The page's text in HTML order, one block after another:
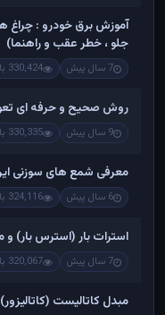
آموزش برق خودرو : چراغ
جلو ، خطر عقب و راهنما)
7 سال پیش 330,424 بازدید
روش صحیح و حرفه ای
9 سال پیش 330,335 بازدید
معرفی شمع های سوزنی
6 سال پیش 324,116 بازدید
استرات بار (استرس بار) و
7 سال پیش 320,067 بازدید
مبدل کاتالیست